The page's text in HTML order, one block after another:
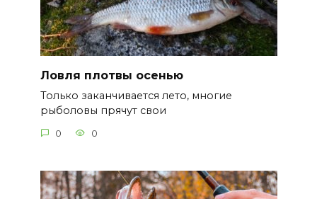
Ловля плотвы осенью
Только заканчивается лето, многие
рыболовы прячут свои
0 0